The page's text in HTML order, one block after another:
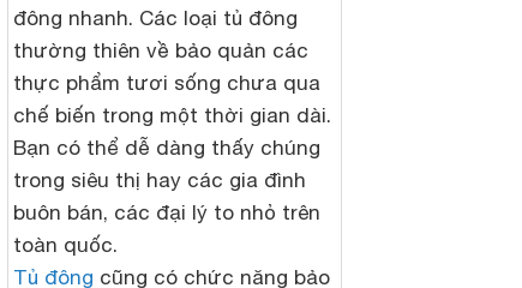
đông nhanh. Các loại tủ đông
thường thiên về bảo quản các
thực phẩm tươi sống chưa qua
chế biến trong một thời gian dài.
Bạn có thể dễ dàng thấy chúng
trong siêu thị hay các gia đình
buôn bán, các đại lý to nhỏ trên
toàn quốc.
Tủ đông cũng có chức năng bảo